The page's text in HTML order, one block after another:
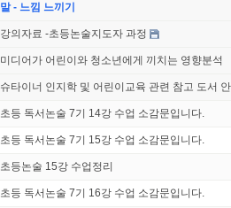
말 - 느낌 느끼기
강의자료 -초등논술지도자 과정
미디어가 어린이와 청소년에게 끼치는 영향분석
슈타이너 인지학 및 어린이교육 관련 참고 도서
초등 독서논술 7기 14강 수업 소감문입니다.
초등 독서논술 7기 15강 수업 소감문입니다.
초등논술 15강 수업정리
초등 독서논술 7기 16강 수업 소감문입니다.